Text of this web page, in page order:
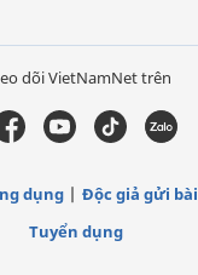
dõi VietNamNet trên
dụng
Độc giả gửi bài
Tuyển dụng